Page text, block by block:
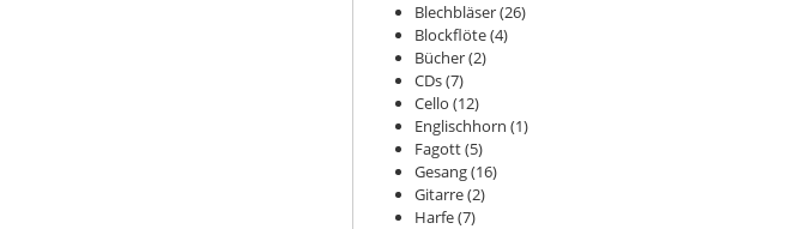
Blechbläser(26)
Blockflöte(4)
Bücher(2)
CDs(7)
Cello (12)
Englischhorn (1)
Fagott(5)
Gesang(16)
Gitarre(2)
Harfe(7)